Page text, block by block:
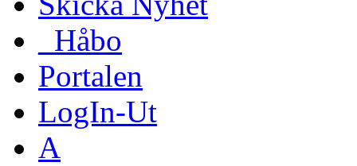
_Håbo
Portalen
LogIn-Ut
A